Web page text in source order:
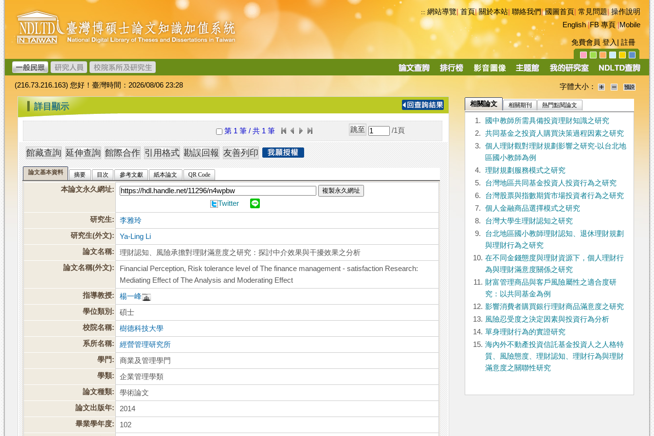
跳
到
主
要
內
容
臺
灣
博
碩
士
論
文
加
值
系
統
::: 網站導覽|首頁|關於本站 聯絡我們|國圖首頁 常見問題|操作說明
English|FB 專頁|Mobile
免費會員 登入 註冊
導
(216.73.216.163) 您好！臺灣時間：2026/08/06 23:28 字體大小：
::: 詳目顯示
第 1 筆 / 共 1 筆 /1 頁
論文基本資料 摘要 目次 參考文獻 紙本論文 QR Code
本論文永久網址: 複製永久網址
Twitter
研究生:
李雅玲
研究生(外文):
Ya-Ling Li
論文名稱:
理財認知、風險承擔對理財滿意度之研究：探討中介效果與干擾效果之分析
論文名稱(外文):
Financial Perception, Risk tolerance level of The finance management - satisfaction Research:
Mediating Effect of The Analysis and Moderating Effect
指導教授:
楊一峰
學位類別:
碩士
校院名稱:
樹德科技大學
系所名稱:
經營管理研究所
學門:
商業及管理學門
學類:
企業管理學類
論文種類:
學術論文
論文出版年:
2014
畢業學年度:
102
相關論文 相關期刊 熱門點閱論文
1.
國中教師所需具備投資理財知識之研究
2.
共同基金之投資人購買決策過程因素之研究
3.
個人理財觀對理財規劃影響之研究-以台北地
區國小教師為例
4.
理財規劃服務模式之研究
5.
台灣地區共同基金投資人投資行為之研究
6.
台灣股票與指數期貨市場投資者行為之研究
7.
個人金融商品選擇模式之研究
8.
台灣大學生理財認知之研究
9.
台北地區國小教師理財認知、退休理財規劃
與理財行為之研究
10. 在不同金錢態度與理財資源下，個人理財行
為與理財滿意度關係之研究
11. 財富管理商品與客戶風險屬性之適合度研
究：以共同基金為例
12. 影響消費者購買銀行理財商品滿意度之研究
13. 風險忍受度之決定因素與投資行為分析
14. 單身理財行為的實證研究
15. 海內外不動產投資信託基金投資人之人格特
質、風險態度、理財認知、理財行為與理財
滿意度之關聯性研究